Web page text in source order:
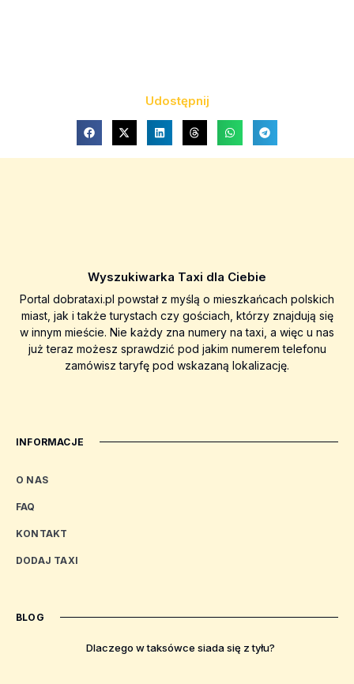
Udostępnij
Wyszukiwarka Taxi dla Ciebie
Portal dobrataxi.pl powstał z myślą o mieszkańcach polskich
miast, jak i także turystach czy gościach, którzy znajdują się
w innym mieście. Nie każdy zna numery na taxi, a więc u nas
już teraz możesz sprawdzić pod jakim numerem telefonu
zamówisz taryfę pod wskazaną lokalizację.
INFORMACJE
O NAS
FAQ
KONTAKT
DODAJ TAXI
BLOG
Dlaczego w taksówce siada się z tyłu?